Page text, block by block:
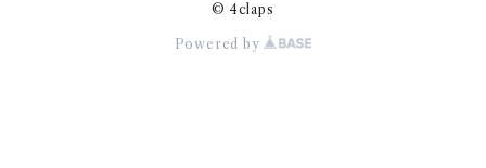
© 4claps
Powered by